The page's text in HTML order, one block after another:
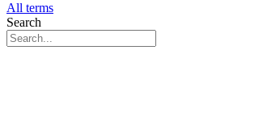
All terms
Search